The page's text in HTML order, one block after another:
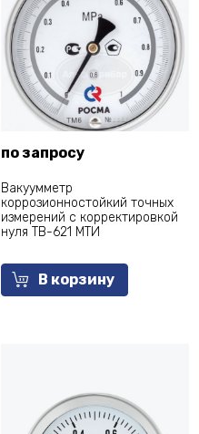
по запросу
Вакуумметр
коррозионностойкий точных
измерений с корректировкой
нуля ТВ-621 МТИ
В корзину